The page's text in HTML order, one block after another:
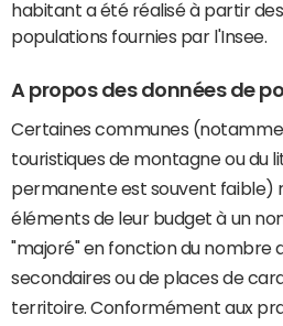
habitant a été réalisé à partir
populations fournies par l'Insee.
A propos des données de
Certaines communes
touristiques de montagne ou du
permanente est souvent faible)
éléments de leur budget à un
"majoré" en fonction du nombre
secondaires ou de places de
territoire. Conformément aux